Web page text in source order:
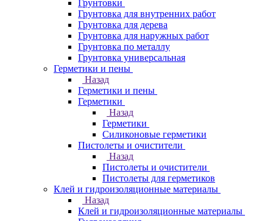
Грунтовки
Грунтовка для внутренних работ
Грунтовка для дерева
Грунтовка для наружных работ
Грунтовка по металлу
Грунтовка универсальная
Герметики и пены
Назад
Герметики и пены
Герметики
Назад
Герметики
Силиконовые герметики
Пистолеты и очистители
Назад
Пистолеты и очистители
Пистолеты для герметиков
Клей и гидроизоляционные материалы
Назад
Клей и гидроизоляционные материалы